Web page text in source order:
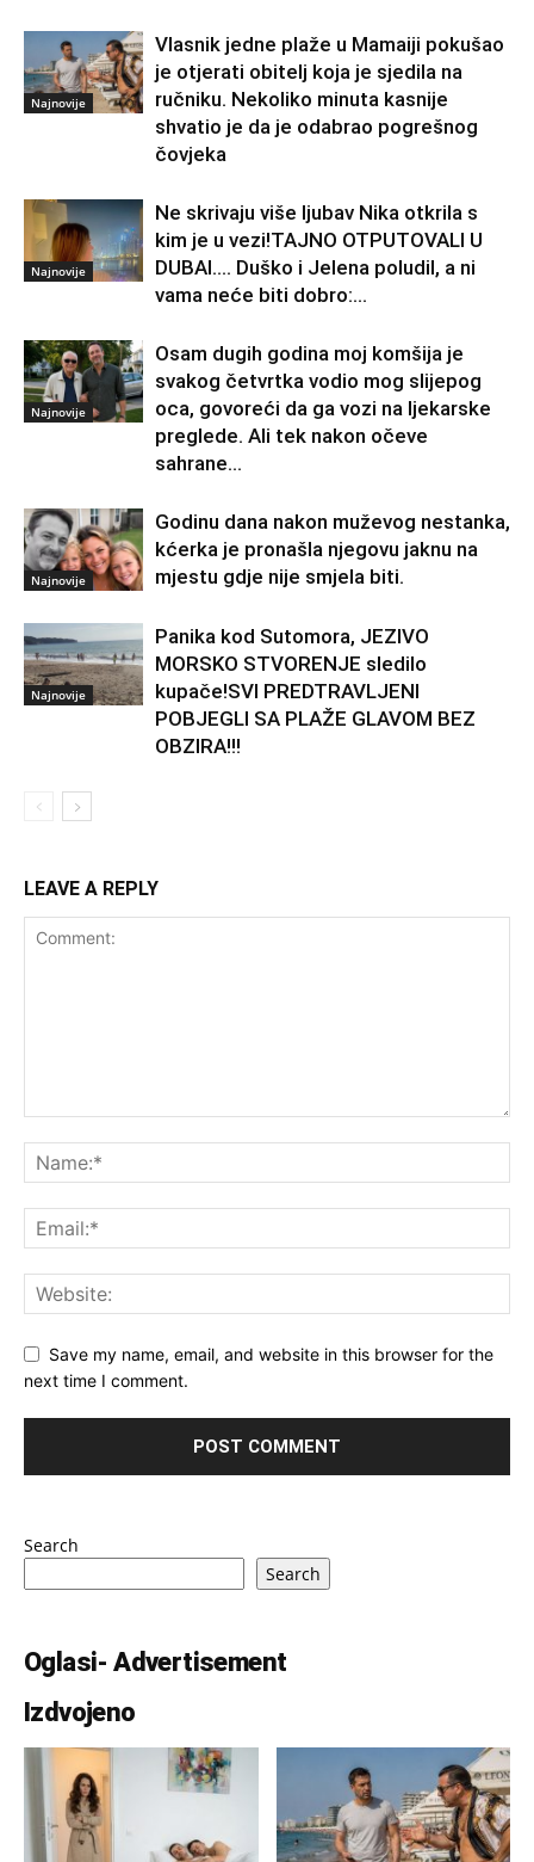
Najnovije
Vlasnik jedne plaže u Mamaiji pokušao
je otjerati obitelj koja je sjedila na
ručniku. Nekoliko minuta kasnije
shvatio je da je odabrao pogrešnog
čovjeka
Najnovije
Ne skrivaju više ljubav Nika otkrila s
kim je u vezi!TAJNO OTPUTOVALI U
DUBAI…. Duško i Jelena poludil, a ni
vama neće biti dobro:...
Najnovije
Osam dugih godina moj komšija je
svakog četvrtka vodio mog slijepog
oca, govoreći da ga vozi na ljekarske
preglede. Ali tek nakon očeve
sahrane...
Najnovije
Godinu dana nakon muževog nestanka,
kćerka je pronašla njegovu jaknu na
mjestu gdje nije smjela biti.
Najnovije
Panika kod Sutomora, JEZIVO
MORSKO STVORENJE sledilo
kupače!SVI PREDTRAVLJENI
POBJEGLI SA PLAŽE GLAVOM BEZ
OBZIRA!!!
LEAVE A REPLY
Save my name, email, and website in this browser for the
next time I comment.
Search
Search
Oglasi- Advertisement
Izdvojeno